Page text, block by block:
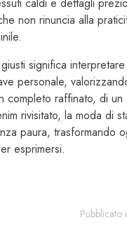
non rinuncia alla
significa
personale,
completo raffinato, di un
rivisitato, la moda di
paura, trasformando
esprimersi.
Pubblicato